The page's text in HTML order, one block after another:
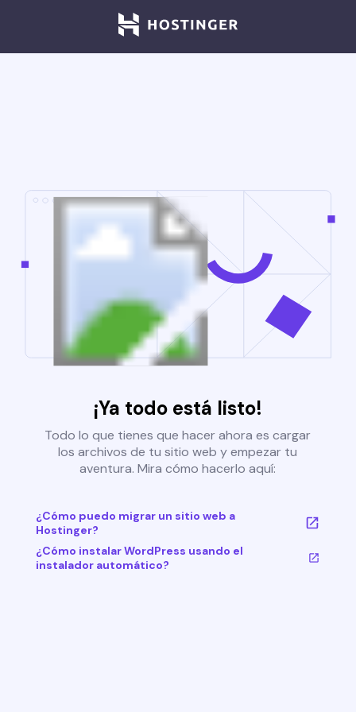
¡Ya todo está listo!
Todo lo que tienes que hacer ahora es cargar
los archivos de tu sitio web y empezar tu
aventura. Mira cómo hacerlo aquí:
¿Cómo puedo migrar un sitio web a
Hostinger?
¿Cómo instalar WordPress usando el
instalador automático?